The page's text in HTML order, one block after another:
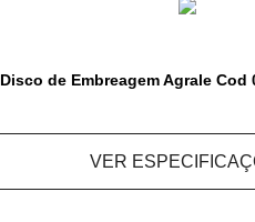
Disco de Embreagem Agrale Cod
VER